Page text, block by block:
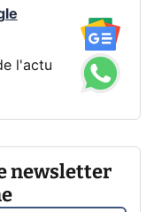
l'actu
newsletter